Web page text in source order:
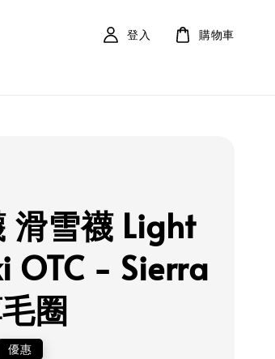
登入 購物車
滑雪襪 Light
OTC - Sierra
圈
優惠